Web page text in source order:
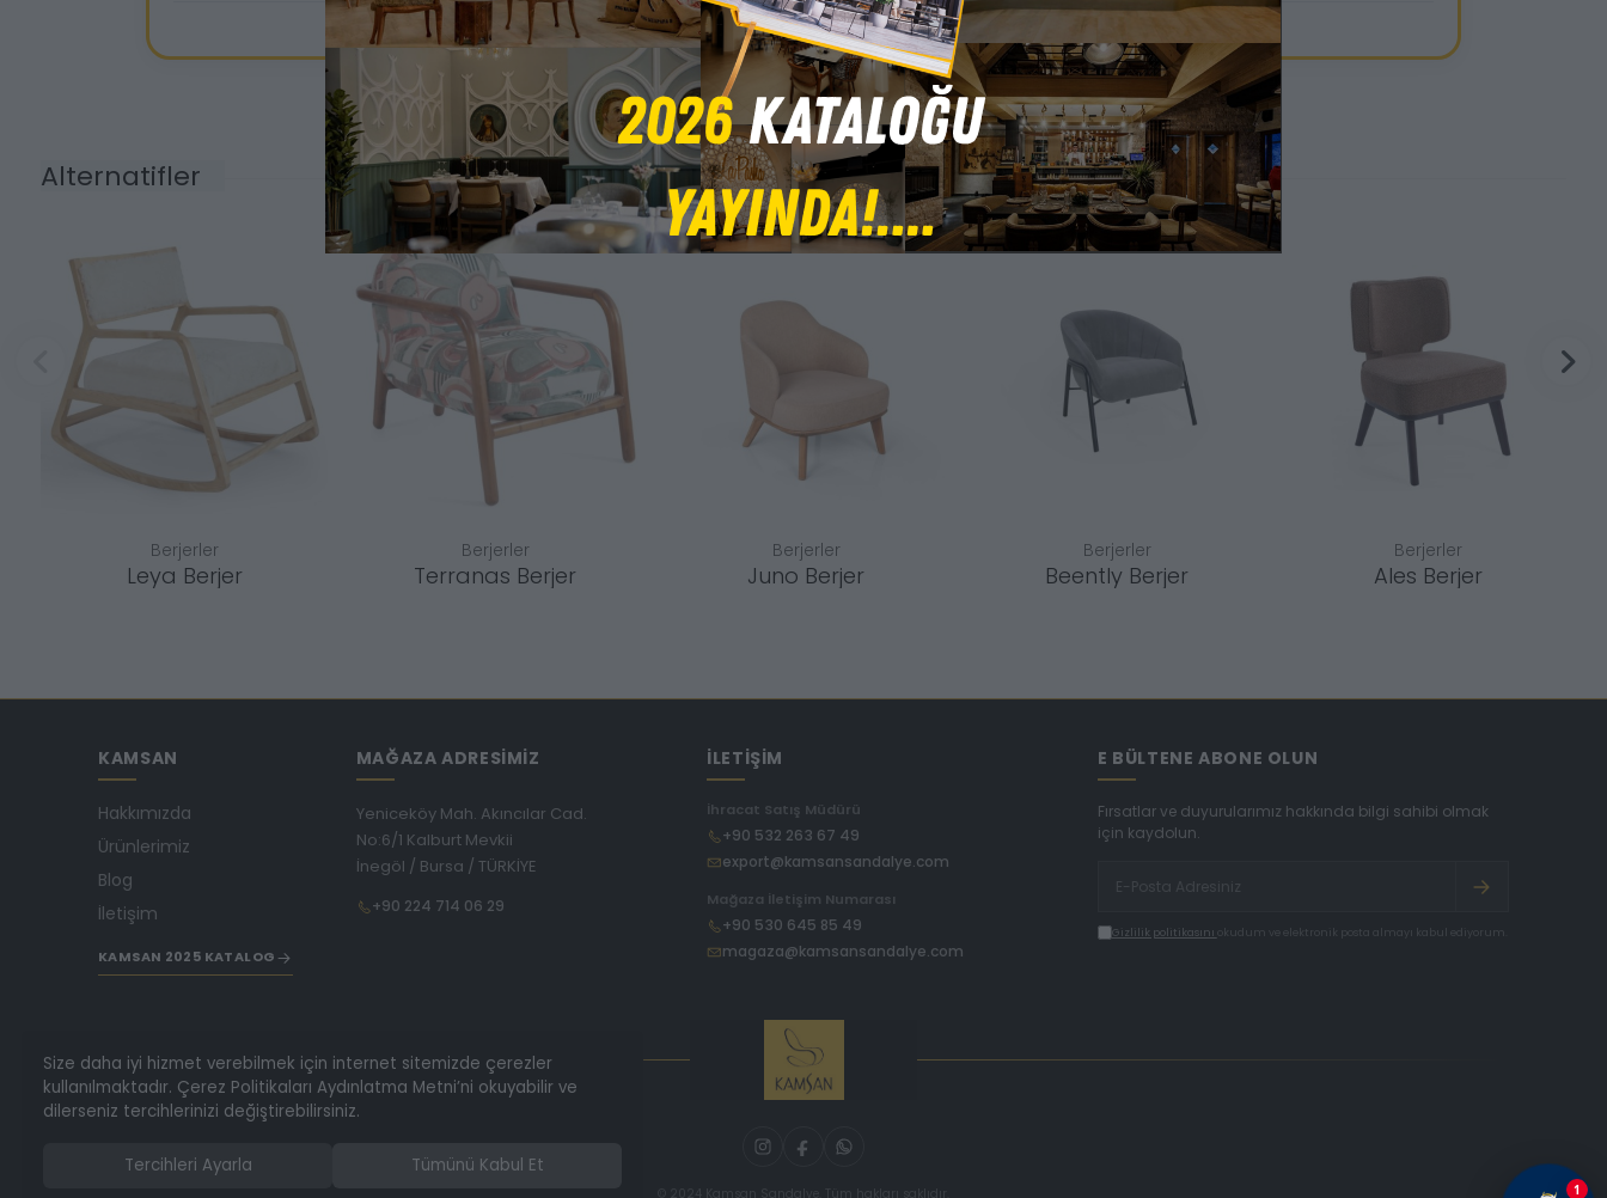
1
© 2025 Kamsan Sandalye - Bursa İnegöl Mobilya – Tüm Hakları Saklıdır
Alternatifler
Berjerler
Leya Berjer
Berjerler
Terranas Berjer
Berjerler
Juno Berjer
Berjerler
Beently Berjer
Berjerler
Ales Berjer
KAMSAN
Hakkımızda
Ürünlerimiz
Blog
İletişim
KAMSAN 2025 KATALOG
MAĞAZA ADRESİMİZ
Yeniceköy Mah. Akıncılar Cad.
No:6/1 Kalburt Mevkii
İnegöl / Bursa / TÜRKİYE
+90 224 714 06 29
İLETİŞİM
İhracat Satış Müdürü
+90 532 263 67 49
export@kamsansandalye.com
Mağaza İletişim Numarası
+90 530 645 85 49
magaza@kamsansandalye.com
E BÜLTENE ABONE OLUN
Fırsatlar ve duyurularımız hakkında bilgi sahibi olmak
için kaydolun.
Gizlilik politikasını okudum ve elektronik posta almayı kabul ediyorum.
Size daha iyi hizmet verebilmek için internet sitemizde çerezler
kullanılmaktadır. Çerez Politikaları Aydınlatma Metni’ni okuyabilir ve
dilerseniz tercihlerinizi değiştirebilirsiniz.
Tercihleri Ayarla Tümünü Kabul Et